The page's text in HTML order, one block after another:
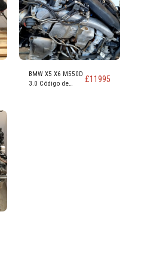
BMW X5 X6 M550D
3.0 Código de
£11995